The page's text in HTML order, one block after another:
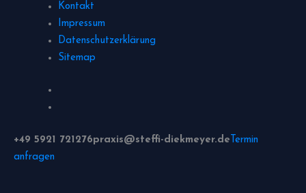
Kontakt
Impressum
Datenschutzerklärung
Sitemap
+49 5921 721276praxis@steffi-diekmeyer.de Termin
anfragen